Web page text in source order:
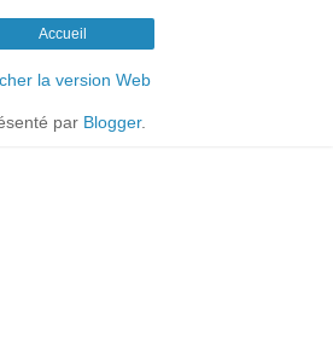
Accueil
la version Web
par Blogger.